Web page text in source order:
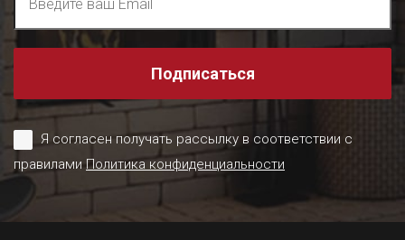
Подписаться
Я согласен получать рассылку в соответствии с
правиламиПолитика конфиденциальности